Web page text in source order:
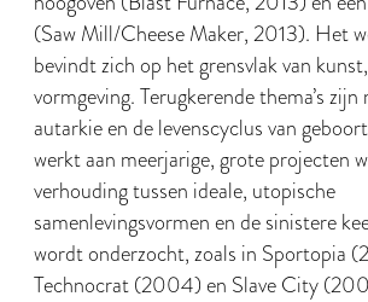
(Saw Mill/Cheese Maker, 2013). Het
bevindt zich op het grensvlak van
vormgeving. Terugkerende thema’s
autarkie en de levenscyclus van
werkt aan meerjarige, grote projecten
verhouding tussen ideale, utopische
samenlevingsvormen en de sinistere
wordt onderzocht, zoals in Sportopia
Technocrat (2004) en Slave City